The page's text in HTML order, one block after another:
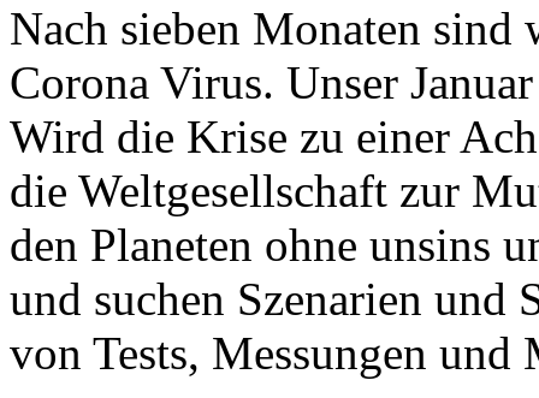
Nach sieben Monaten
Corona Virus. Unser
Wird die Krise zu einer
die Weltgesellschaft zur
den Planeten ohne unsins
und suchen Szenarien und
von Tests, Messungen und